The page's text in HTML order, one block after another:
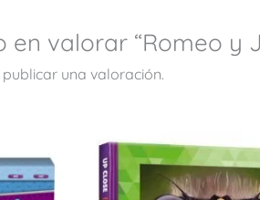
en valorar “Romeo y
una valoración.